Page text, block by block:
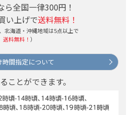
ら全国一律300円！
い上げで送料無料！
北海道・沖縄地域は5点以上で
送料無料！ ）
時間指定について
ことができます。